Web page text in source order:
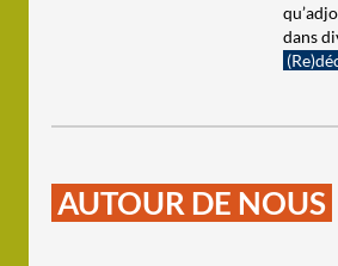
dans
AUTOUR DE NOUS